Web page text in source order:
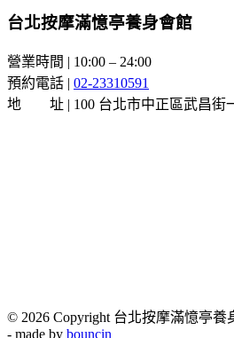
台北按摩滿憶亭養身會館
營業時間 | 10:00 – 24:00
預約電話 | 02-23310591
地 址 | 100 台北市中正區武昌街
© 2026 Copyright 台北按摩滿憶亭
- made by bouncin